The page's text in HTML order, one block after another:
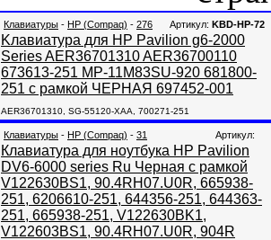
Клавиатуры - HP (Compaq) - 276 Артикул: KBD-HP-72
Kлавиатура для HP Pavilion g6-2000
Series AER36701310 AER36700110
673613-251 MP-11M83SU-920 681800-
251 с рамкой ЧЕРНАЯ 697452-001
AER36701310, SG-55120-XAA, 700271-251
Клавиатуры - HP (Compaq) - 31 Артикул:
Клавиатура для ноутбука HP Pavilion
DV6-6000 series Ru Черная с рамкой
V122630BS1, 90.4RH07.U0R, 665938-
251, 6206610-251, 644356-251, 644363-
251, 665938-251, V122630BK1,
V122603BS1, 90.4RH07.U0R, 904R